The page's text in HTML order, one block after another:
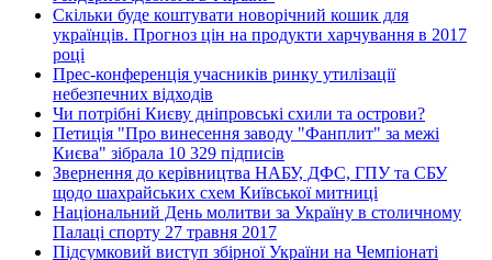
Скільки буде коштувати новорічний кошик для
українців. Прогноз цін на продукти харчування в 2017
році
Прес-конференція учасників ринку утилізації
небезпечних відходів
Чи потрібні Києву дніпровські схили та острови?
Петиція "Про винесення заводу "Фанплит" за межі
Києва" зібрала 10 329 підписів
Звернення до керівництва НАБУ, ДФС, ГПУ та СБУ
щодо шахрайських схем Київської митниці
Національний День молитви за Україну в столичному
Палаці спорту 27 травня 2017
Підсумковий виступ збірної України на Чемпіонаті